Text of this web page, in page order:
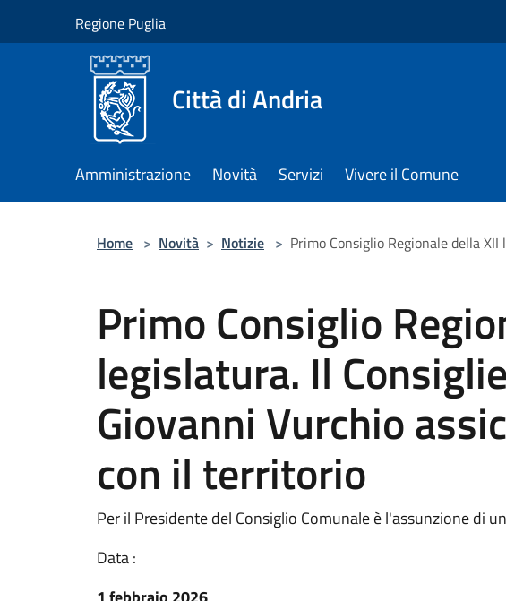
Regione Puglia
Città di Andria
Amministrazione Novità Servizi Vivere il Comune
Home > Novità > Notizie > Primo Consiglio Regionale della
Primo Consiglio
legislatura. Il
Giovanni Vurchio
con il territorio
Per il Presidente del Consiglio Comunale è l'assunzione di
Data :